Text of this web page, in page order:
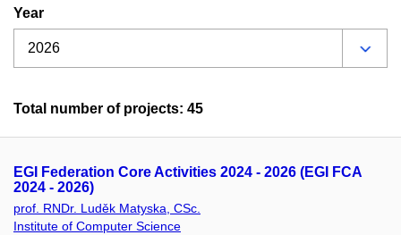
Year
Total number of projects: 45
EGI Federation Core Activities 2024 - 2026 (EGI FCA
2024 - 2026)
prof. RNDr. Luděk Matyska, CSc.
Institute of Computer Science